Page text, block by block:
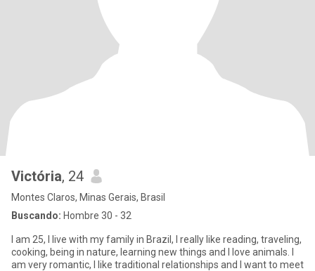
Victória, 24
Montes Claros, Minas Gerais, Brasil
Buscando: Hombre 30 - 32
I am 25, I live with my family in Brazil, I really like reading, traveling,
cooking, being in nature, learning new things and I love animals. I
am very romantic, I like traditional relationships and I want to meet